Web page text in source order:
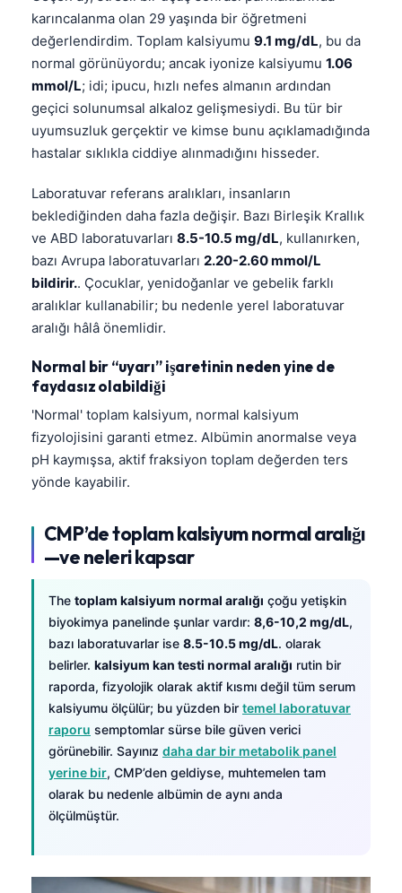
karıncalanma olan 29 yaşında bir öğretmeni
değerlendirdim. Toplam kalsiyumu 9.1 mg/dL, bu da
normal görünüyordu; ancak iyonize kalsiyumu 1.06
mmol/L; idi; ipucu, hızlı nefes almanın ardından
geçici solunumsal alkaloz gelişmesiydi. Bu tür bir
uyumsuzluk gerçektir ve kimse bunu açıklamadığında
hastalar sıklıkla ciddiye alınmadığını hisseder.
Laboratuvar referans aralıkları, insanların
beklediğinden daha fazla değişir. Bazı Birleşik Krallık
ve ABD laboratuvarları 8.5-10.5 mg/dL, kullanırken,
bazı Avrupa laboratuvarları 2.20-2.60 mmol/L
bildirir.. Çocuklar, yenidoğanlar ve gebelik farklı
aralıklar kullanabilir; bu nedenle yerel laboratuvar
aralığı hâlâ önemlidir.
Normal bir “uyarı” işaretinin neden yine de
faydasız olabildiği
'Normal' toplam kalsiyum, normal kalsiyum
fizyolojisini garanti etmez. Albümin anormalse veya
pH kaymışsa, aktif fraksiyon toplam değerden ters
yönde kayabilir.
CMP’de toplam kalsiyum normal aralığı
—ve neleri kapsar
The toplam kalsiyum normal aralığı çoğu yetişkin
biyokimya panelinde şunlar vardır: 8,6-10,2 mg/dL,
bazı laboratuvarlar ise 8.5-10.5 mg/dL. olarak
belirler. kalsiyum kan testi normal aralığı rutin bir
raporda, fizyolojik olarak aktif kısmı değil tüm serum
kalsiyumu ölçülür; bu yüzden bir temel laboratuvar
raporu semptomlar sürse bile güven verici
görünebilir. Sayınız daha dar bir metabolik panel
yerine bir, CMP’den geldiyse, muhtemelen tam
olarak bu nedenle albümin de aynı anda
ölçülmüştür.